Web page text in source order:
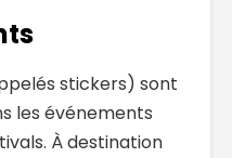
stickers) sont
les événements
À destination